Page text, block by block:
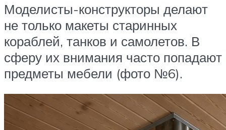
Моделисты-конструкторы делают
не только макеты старинных
кораблей, танков и самолетов. В
сферу их внимания часто попадают
предметы мебели (фото №6).